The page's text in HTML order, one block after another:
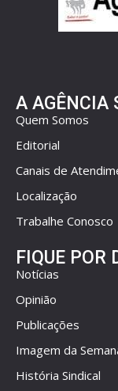
A AGÊNCIA
Quem Somos
Editorial
Canais de
Localização
Trabalhe Conosco
FIQUE POR
Notícias
Opinião
Publicações
Imagem da
História Sindical